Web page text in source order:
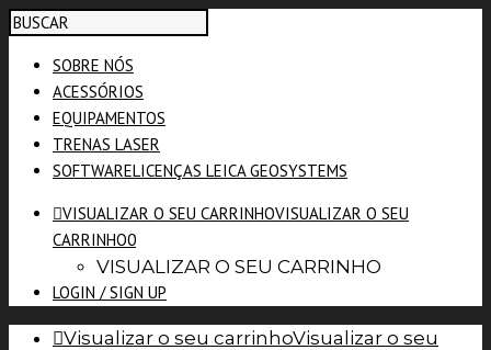
SOBRE NÓS
ACESSÓRIOS
EQUIPAMENTOS
TRENAS LASER
SOFTWARELICENÇAS LEICA GEOSYSTEMS
VISUALIZAR O SEU CARRINHOVISUALIZAR O SEU
CARRINHO0
VISUALIZAR O SEU CARRINHO
LOGIN / SIGN UP
Visualizar o seu carrinhoVisualizar o seu